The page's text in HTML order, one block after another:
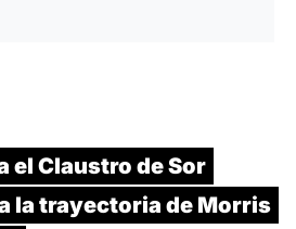
el Claustro de Sor
la trayectoria de Morris